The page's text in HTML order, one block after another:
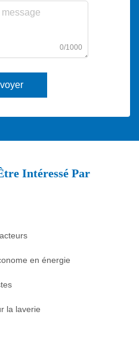
0/1000
Intéressé Par
en énergie
la laverie